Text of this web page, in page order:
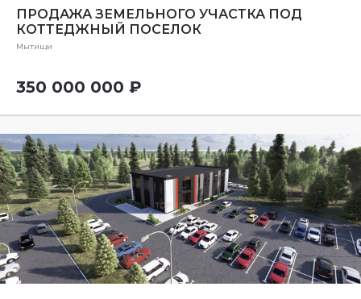
ПРОДАЖА ЗЕМЕЛЬНОГО УЧАСТКА ПОД
КОТТЕДЖНЫЙ ПОСЕЛОК
Мытищи
350 000 000 ₽
соглашением и Политикой персональных данных и файлов
Cookie.
Сайт защищён reCAPTCHA, применяются